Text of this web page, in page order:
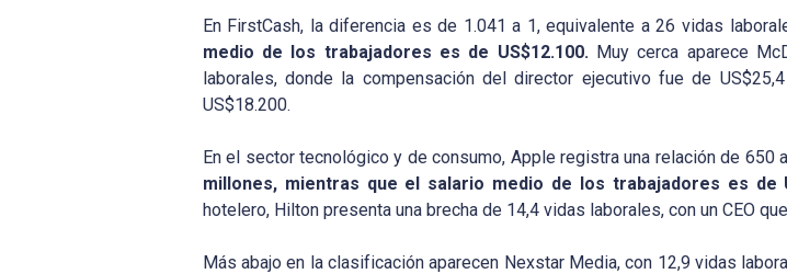
En FirstCash, la diferencia es de 1.041 a 1, equivalente a 26 vidas
medio de los trabajadores es de US$12.100. Muy cerca aparece
laborales, donde la compensación del director ejecutivo fue de
US$18.200.
En el sector tecnológico y de consumo, Apple registra una relación de 650
millones, mientras que el salario medio de los trabajadores es de
hotelero, Hilton presenta una brecha de 14,4 vidas laborales, con un CEO
Más abajo en la clasificación aparecen Nexstar Media, con 12,9 vidas